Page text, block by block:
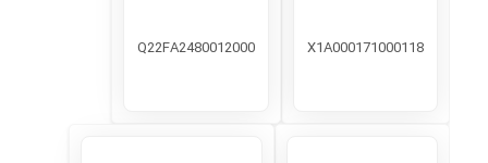
X1A000171000118
Q22FA2480012000